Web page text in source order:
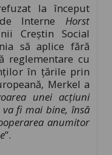
la început
Interne Horst
Creştin Social
să aplice fără
reglementare cu
în ţările prin
Merkel a
unei acţiuni
fi mai bine, însă
anumitor
”.